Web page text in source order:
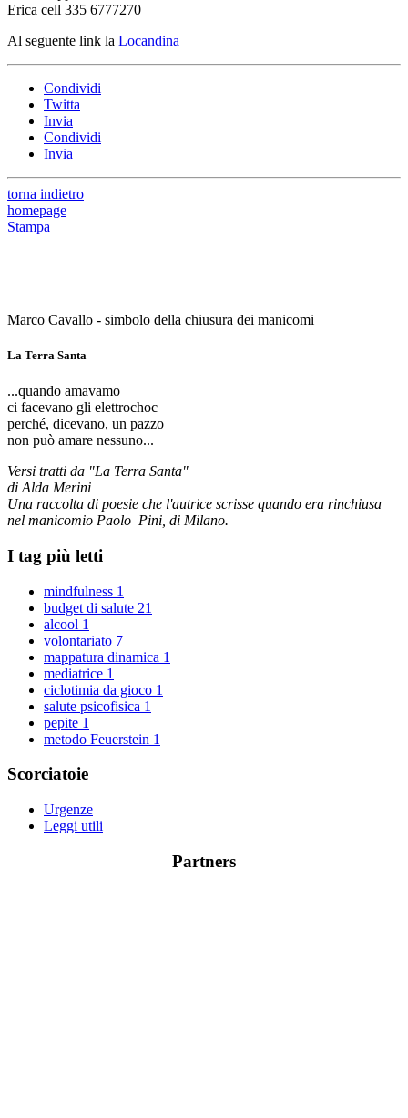
Erica cell 335 6777270
Al seguente link la Locandina
Condividi
Twitta
Invia
Condividi
Invia
torna indietro
homepage
Stampa
Marco Cavallo - simbolo della chiusura dei manicomi
La Terra Santa
...quando amavamo
ci facevano gli elettrochoc
perché, dicevano, un pazzo
non può amare nessuno...
Versi tratti da "La Terra Santa"
di Alda Merini
Una raccolta di poesie che l'autrice scrisse quando era rinchiusa
nel manicomio Paolo Pini, di Milano.
I tag più letti
mindfulness 1
budget di salute 21
alcool 1
volontariato 7
mappatura dinamica 1
mediatrice 1
ciclotimia da gioco 1
salute psicofisica 1
pepite 1
metodo Feuerstein 1
Scorciatoie
Urgenze
Leggi utili
Partners